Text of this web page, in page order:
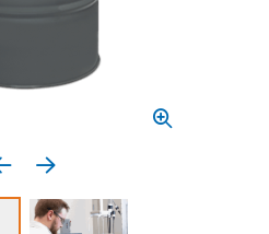
Previous media item
Next media item